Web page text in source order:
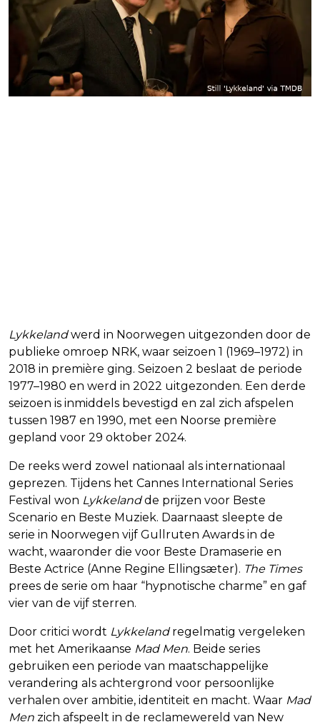
Lykkelandwerd in Noorwegen uitgezonden door de
publieke omroep NRK, waar seizoen 1 (1969–1972) in
2018 in première ging. Seizoen 2 beslaat de periode
1977–1980 en werd in 2022 uitgezonden. Een derde
seizoen is inmiddels bevestigd en zal zich afspelen
tussen 1987 en 1990, met een Noorse première
gepland voor 29 oktober 2024.
De reeks werd zowel nationaal als internationaal
geprezen. Tijdens het Cannes International Series
Festival won Lykkelandde prijzen voor Beste
Scenario en Beste Muziek. Daarnaast sleepte de
serie in Noorwegen vijf Gullruten Awards in de
wacht, waaronder die voor Beste Dramaserie en
Beste Actrice (Anne Regine Ellingsæter). The Times
prees de serie om haar “hypnotische charme” en gaf
vier van de vijf sterren.
Door critici wordt Lykkelandregelmatig vergeleken
met het Amerikaanse Mad Men. Beide series
gebruiken een periode van maatschappelijke
verandering als achtergrond voor persoonlijke
verhalen over ambitie, identiteit en macht. Waar Mad
Men zich afspeelt in de reclamewereld van New